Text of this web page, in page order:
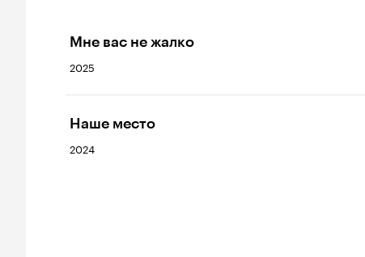
Мне вас не жалко
2025
Наше место
2024